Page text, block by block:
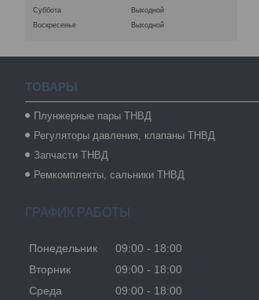
Суббота
Выходной
Воскресенье
Выходной
ТОВАРЫ
Плунжерные пары ТНВД
Регуляторы давления, клапаны ТНВД
Запчасти ТНВД
Ремкомплекты, сальники ТНВД
ГРАФИК РАБОТЫ
Понедельник 09:00
18:00
Вторник
09:00
18:00
Среда
09:00 18:00